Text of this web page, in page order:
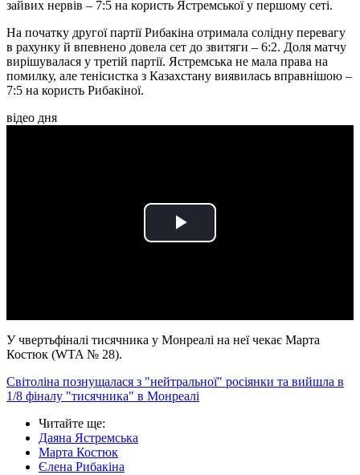
зайвих нервів – 7:5 на користь Ястремської у першому сеті.
На початку другої партії Рибакіна отримала солідну перевагу
в рахунку й впевнено довела сет до звитяги – 6:2. Доля матчу
вирішувалася у третій партії. Ястремська не мала права на
помилку, але тенісистка з Казахстану виявилась вправнішою –
7:5 на користь Рибакіної.
відео дня
Play
У чвертьфіналі тисячника у Монреалі на неї чекає Марта
Костюк (WTA № 28).
Світоліна познущалася з "нейтральної" росіянки та вийшла в
1/8 фіналу "тисячника" в Монреалі
Читайте ще:
Даяна Ястремська
Марта Костюк
Єлена Рибакіна